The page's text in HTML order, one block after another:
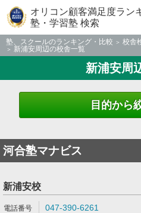
オリコン顧客満足度ラン
塾・学習塾 検索
塾、スクールのランキング・比較 校舎
新浦安周辺の校舎一覧
新浦安周
目的から
河合塾マナビス
新浦安校
047-390-6261